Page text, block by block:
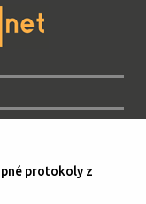
protokoly z